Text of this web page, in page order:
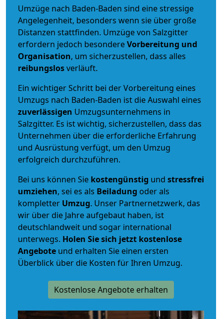
Umzüge nach Baden-Baden sind eine stressige
Angelegenheit, besonders wenn sie über große
Distanzen stattfinden. Umzüge von Salzgitter
erfordern jedoch besondereVorbereitung und
Organisation, um sicherzustellen, dass alles
reibungslosverläuft.
Ein wichtiger Schritt bei der Vorbereitung eines
Umzugs nach Baden-Baden ist die Auswahl eines
zuverlässigen Umzugsunternehmens in
Salzgitter. Es ist wichtig, sicherzustellen, dass das
Unternehmen über die erforderliche Erfahrung
und Ausrüstung verfügt, um den Umzug
erfolgreich durchzuführen.
Bei uns können Sie kostengünstig und stressfrei
umziehen, sei es als Beiladung oder als
kompletter Umzug. Unser Partnernetzwerk, das
wir über die Jahre aufgebaut haben, ist
deutschlandweit und sogar international
unterwegs. Holen Sie sich jetzt kostenlose
Angebote und erhalten Sie einen ersten
Überblick über die Kosten für Ihren Umzug.
Kostenlose Angebote erhalten